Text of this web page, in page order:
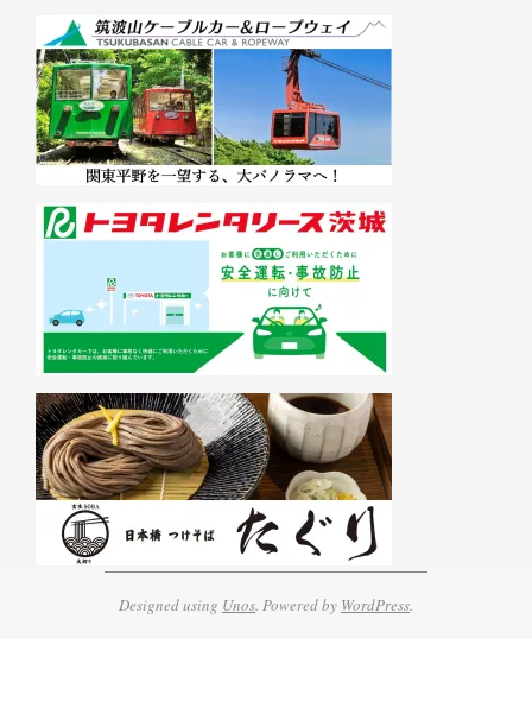
Designed using Unos. Powered by WordPress.